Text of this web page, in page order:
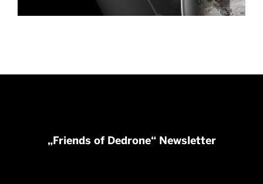
„Friends of Dedrone“ Newsletter